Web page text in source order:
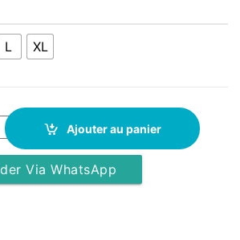
L XL
- manches longues -xx622 - kaki clair
Ajouter au panier
Via WhatsApp